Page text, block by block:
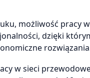
możliwość pracy
dzięki
w sieci